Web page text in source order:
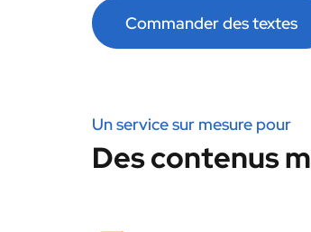
Commander des textes
Un service sur mesure pour
Des contenus